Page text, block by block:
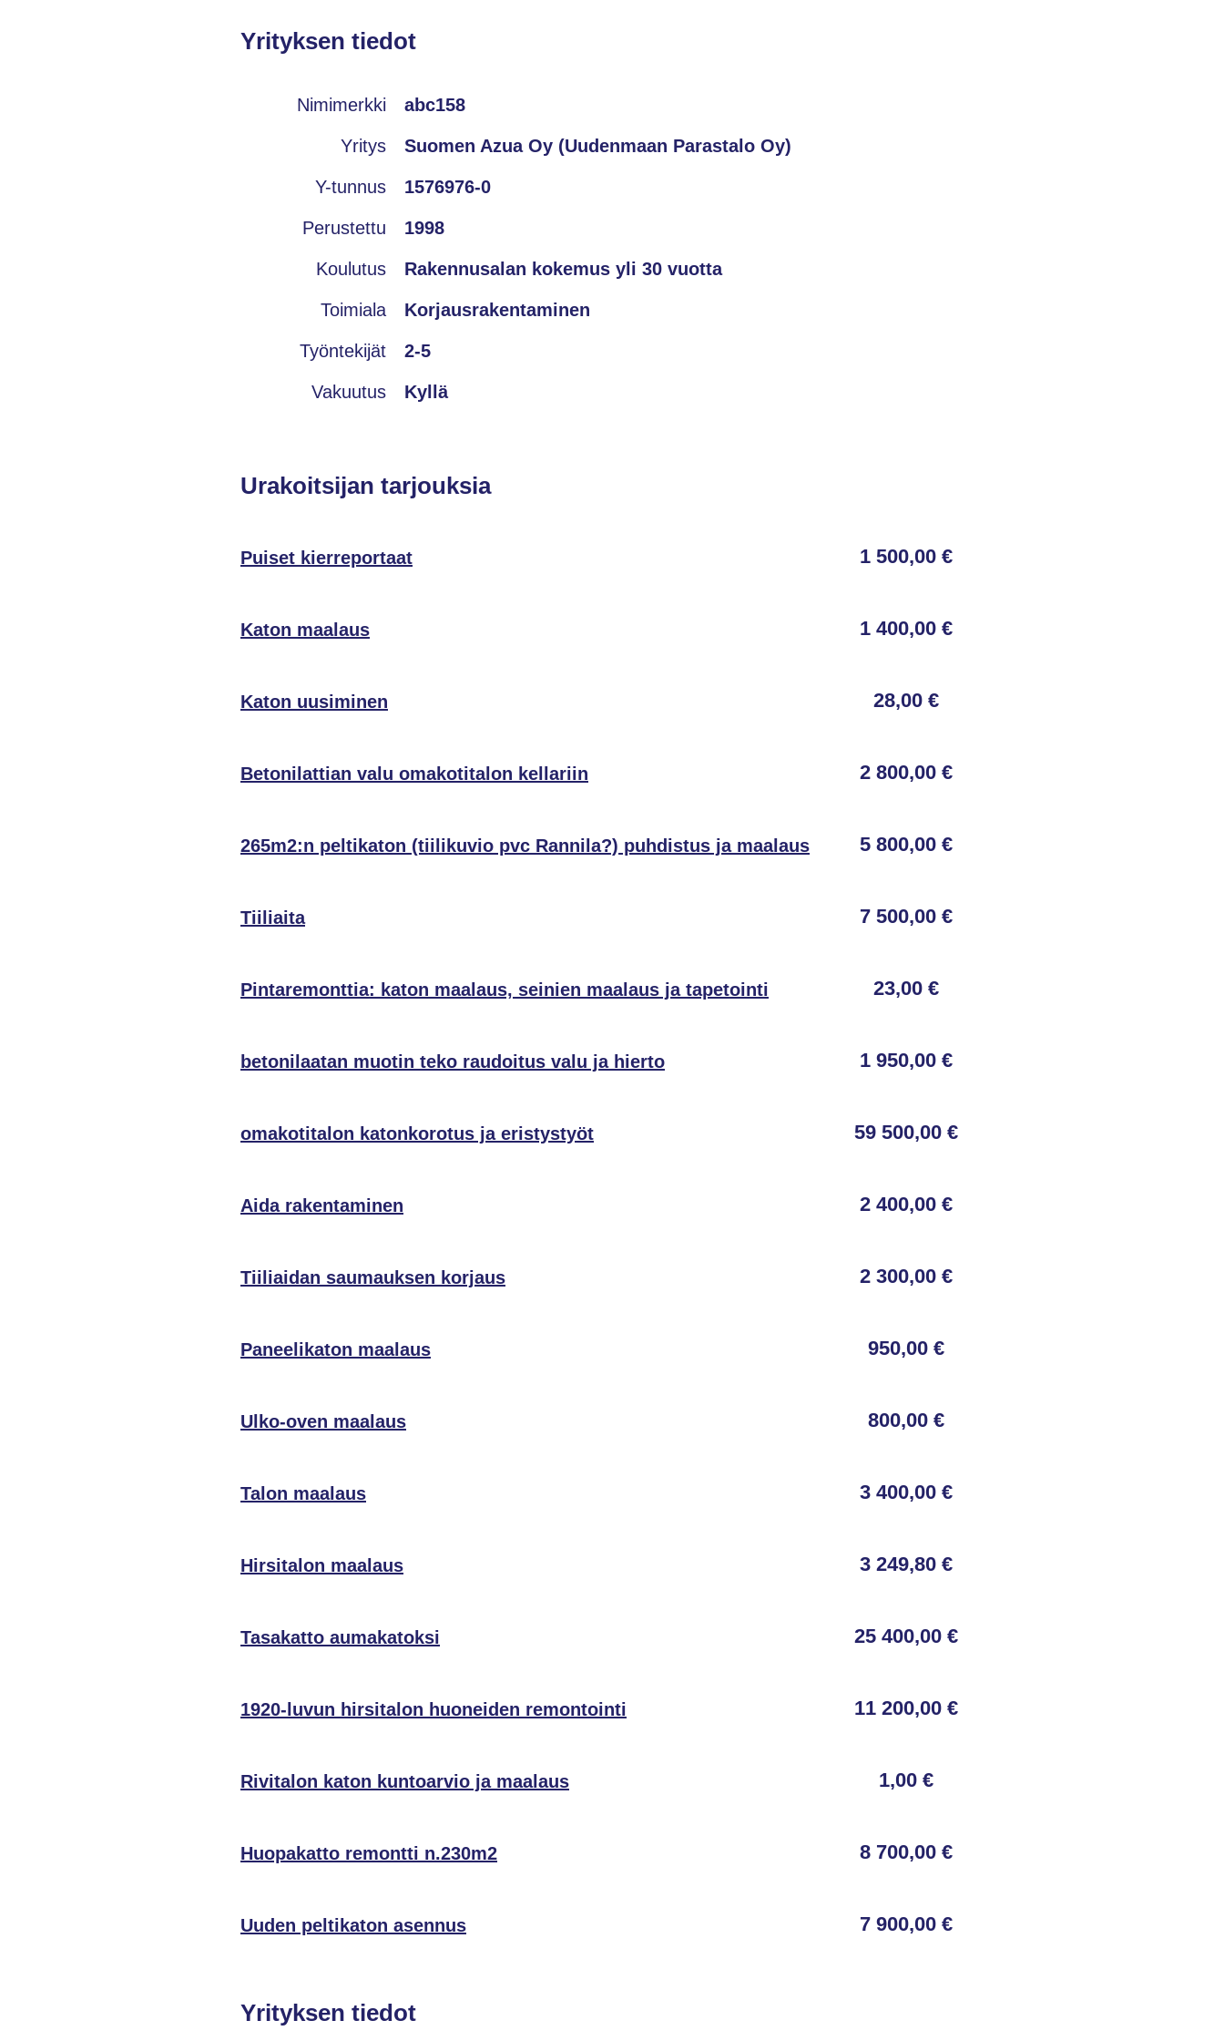
Yrityksen tiedot
Nimimerkki abc158
Yritys Suomen Azua Oy (Uudenmaan Parastalo Oy)
Y-tunnus 1576976-0
Perustettu 1998
Koulutus Rakennusalan kokemus yli 30 vuotta
Toimiala Korjausrakentaminen
Työntekijät 2-5
Vakuutus Kyllä
Urakoitsijan tarjouksia
Puiset kierreportaat 1 500,00 €
Katon maalaus 1 400,00 €
Katon uusiminen 28,00 €
Betonilattian valu omakotitalon kellariin 2 800,00 €
265m2:n peltikaton (tiilikuvio pvc Rannila?) puhdistus ja maalaus 5 800,00 €
Tiiliaita 7 500,00 €
Pintaremonttia: katon maalaus, seinien maalaus ja tapetointi 23,00 €
betonilaatan muotin teko raudoitus valu ja hierto 1 950,00 €
omakotitalon katonkorotus ja eristystyöt 59 500,00 €
Aida rakentaminen 2 400,00 €
Tiiliaidan saumauksen korjaus 2 300,00 €
Paneelikaton maalaus 950,00 €
Ulko-oven maalaus 800,00 €
Talon maalaus 3 400,00 €
Hirsitalon maalaus 3 249,80 €
Tasakatto aumakatoksi 25 400,00 €
1920-luvun hirsitalon huoneiden remontointi 11 200,00 €
Rivitalon katon kuntoarvio ja maalaus 1,00 €
Huopakatto remontti n.230m2 8 700,00 €
Uuden peltikaton asennus 7 900,00 €
Yrityksen tiedot